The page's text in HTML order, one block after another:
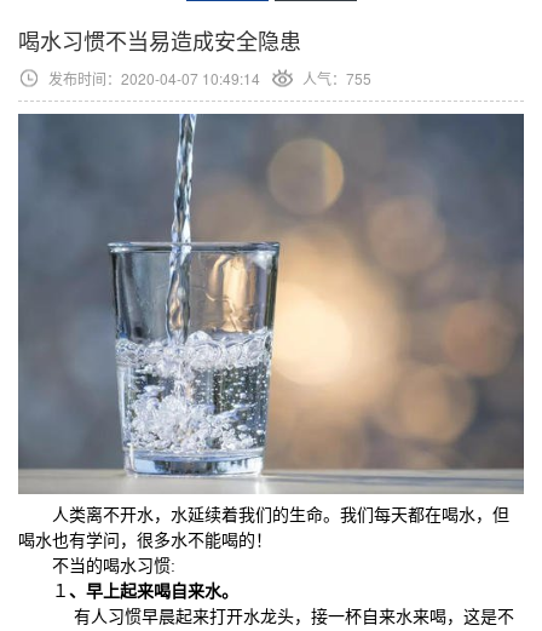
喝水习惯不当易造成安全隐患
发布时间：2020-04-07 10:49:14 人气：755
人类离不开水，水延续着我们的生命。我们每天都在喝水，但
喝水也有学问，很多水不能喝的！
不当的喝水习惯:
１ 、早上起来喝自来水。
有人习惯早晨起来打开水龙头，接一杯自来水来喝，这是不